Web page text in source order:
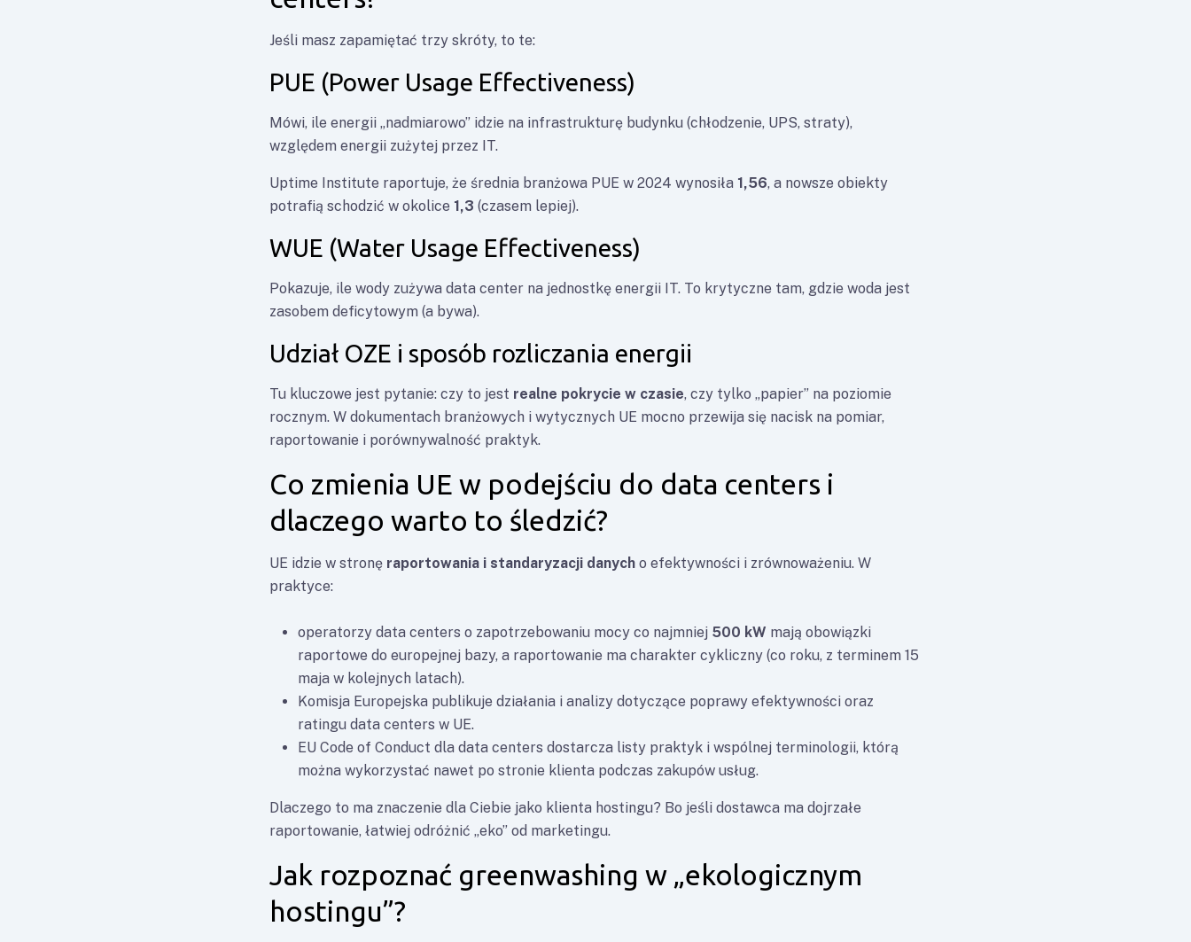
Jeśli masz zapamiętać trzy skróty, to te:
PUE (Power Usage Effectiveness)
Mówi, ile energii „nadmiarowo” idzie na infrastrukturę budynku (chłodzenie, UPS, straty),
względem energii zużytej przez IT.
Uptime Institute raportuje, że średnia branżowa PUE w 2024 wynosiła 1,56, a nowsze obiekty
potrafią schodzić w okolice 1,3 (czasem lepiej).
WUE (Water Usage Effectiveness)
Pokazuje, ile wody zużywa data center na jednostkę energii IT. To krytyczne tam, gdzie woda jest
zasobem deficytowym (a bywa).
Udział OZE i sposób rozliczania energii
Tu kluczowe jest pytanie: czy to jest realne pokrycie w czasie, czy tylko „papier” na poziomie
rocznym. W dokumentach branżowych i wytycznych UE mocno przewija się nacisk na pomiar,
raportowanie i porównywalność praktyk.
Co zmienia UE w podejściu do data centers i
dlaczego warto to śledzić?
UE idzie w stronę raportowania i standaryzacji danych o efektywności i zrównoważeniu. W
praktyce:
operatorzy data centers o zapotrzebowaniu mocy co najmniej 500 kW mają obowiązki
raportowe do europejnej bazy, a raportowanie ma charakter cykliczny (co roku, z terminem 15
maja w kolejnych latach).
Komisja Europejska publikuje działania i analizy dotyczące poprawy efektywności oraz
ratingu data centers w UE.
EU Code of Conduct dla data centers dostarcza listy praktyk i wspólnej terminologii, którą
można wykorzystać nawet po stronie klienta podczas zakupów usług.
Dlaczego to ma znaczenie dla Ciebie jako klienta hostingu? Bo jeśli dostawca ma dojrzałe
raportowanie, łatwiej odróżnić „eko” od marketingu.
Jak rozpoznać greenwashing w „ekologicznym
hostingu”?